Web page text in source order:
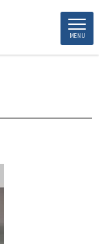
MENU